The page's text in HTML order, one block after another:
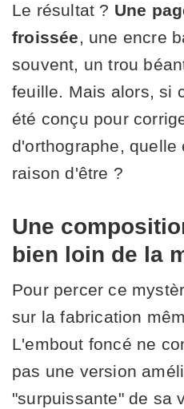
Le résultat ? Une
froissée, une encre
souvent, un trou
feuille. Mais alors, si
été conçu pour
d'orthographe, quelle
raison d'être ?
Une
bien loin de la
Pour percer ce
sur la fabrication
L'embout foncé ne
pas une version
"surpuissante" de sa